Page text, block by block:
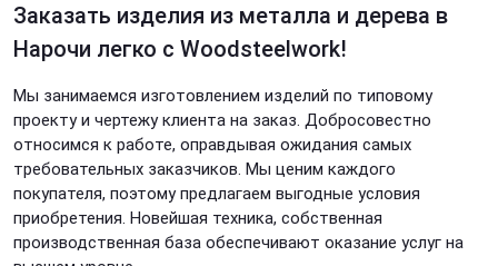
Заказать изделия из металла и дерева в
Нарочи легко с Woodsteelwork!
Мы занимаемся изготовлением изделий по типовому
проекту и чертежу клиента на заказ. Добросовестно
относимся к работе, оправдывая ожидания самых
требовательных заказчиков. Мы ценим каждого
покупателя, поэтому предлагаем выгодные условия
приобретения. Новейшая техника, собственная
производственная база обеспечивают оказание услуг на